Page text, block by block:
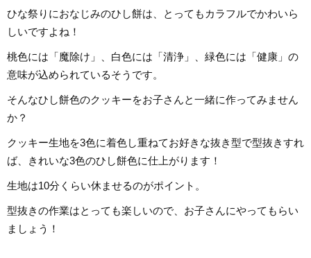
ひな祭りにおなじみのひし餅は、とってもカラフルでかわいら
しいですよね！
桃色には「魔除け」、白色には「清浄」、緑色には「健康」の
意味が込められているそうです。
そんなひし餅色のクッキーをお子さんと一緒に作ってみません
か？
クッキー生地を3色に着色し重ねてお好きな抜き型で型抜きすれ
ば、きれいな3色のひし餅色に仕上がります！
生地は10分くらい休ませるのがポイント。
型抜きの作業はとっても楽しいので、お子さんにやってもらい
ましょう！